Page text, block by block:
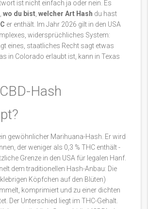
ist nicht einfach ja oder nein. Es
wo du bist, welcher Art Hash du hast
er enthält. Im Jahr 2026 gilt in den USA
widersprüchliches System:
eines, staatliches Recht sagt etwas
in Colorado erlaubt ist, kann in Texas
Hash
gewöhnlicher Marihuana-Hash. Er wird
der weniger als 0,3 % THC enthält -
Grenze in den USA für legalen Hanf.
dem traditionellen Hash-Anbau: Die
Köpfchen auf den Blüten)
komprimiert und zu einer dichten
Der Unterschied liegt im THC-Gehalt.